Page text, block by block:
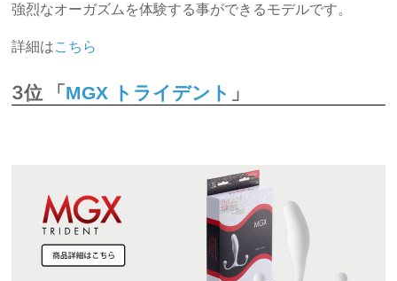
強烈なオーガズムを体験する事ができるモデルです。
詳細はこちら
3位 「MGX トライデント 」